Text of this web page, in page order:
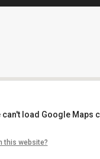
initiale CSE SSCT –
can't load Google Maps
this website?